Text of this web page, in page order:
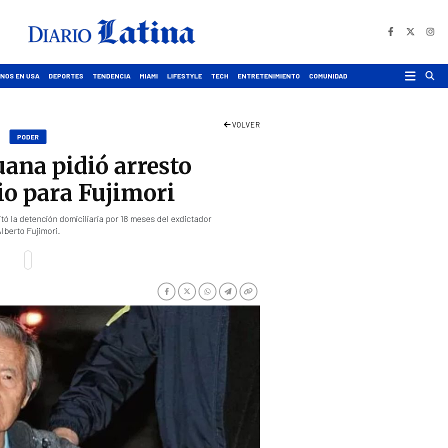
EN USA DEPORTES TENDENCIA MIAMI LIFESTYLE TECH ENTRETENIMIENTO COMUNIDAD
VOLVER
PODER
pidió arresto
para Fujimori
la detención domiciliaria por 18 meses del exdictador
Fujimori.